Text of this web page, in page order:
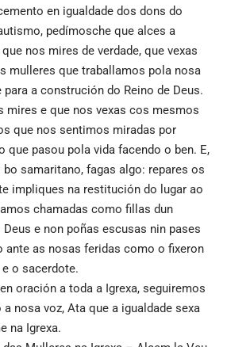
en igualdade dos dons do
pedímosche que alces a
nos mires de verdade, que vexas
mulleres que traballamos pola nosa
para a construción do Reino de Deus.
mires e que nos vexas cos mesmos
que nos sentimos miradas por
que pasou pola vida facendo o ben. E,
samaritano, fagas algo: repares os
impliques na restitución do lugar ao
chamadas como fillas dun
Deus e non poñas escusas nin pases
ante as nosas feridas como o fixeron
o sacerdote.
oración a toda a Igrexa, seguiremos
a nosa voz, Ata que a igualdade sexa
na Igrexa.